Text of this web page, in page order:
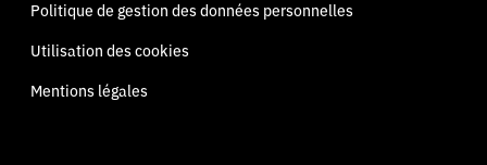
Politique de gestion des données personnelles
Utilisation des cookies
Mentions légales